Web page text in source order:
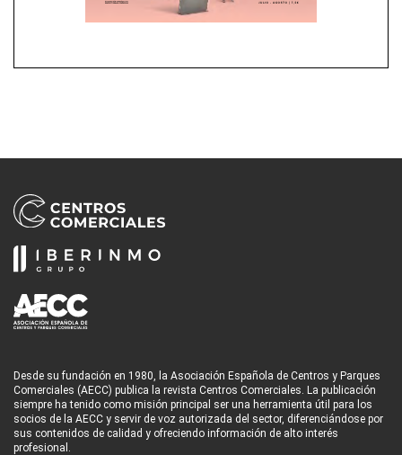
Desde su fundación en 1980, la Asociación Española de Centros y Parques
Comerciales (AECC) publica la revista Centros Comerciales. La publicación
siempre ha tenido como misión principal ser una herramienta útil para los
socios de la AECC y servir de voz autorizada del sector, diferenciándose por
sus contenidos de calidad y ofreciendo información de alto interés
profesional.